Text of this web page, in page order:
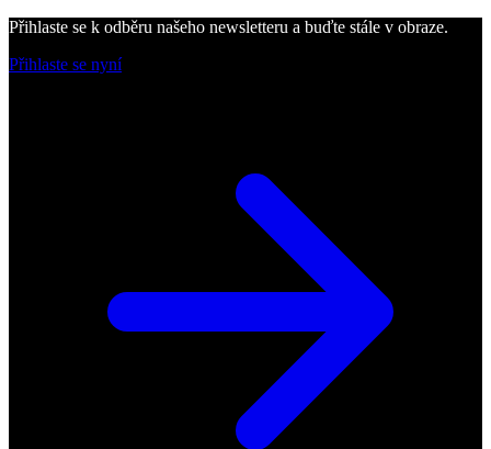
Přihlaste se k odběru našeho newsletteru a buďte stále v obraze.
Přihlaste se nyní